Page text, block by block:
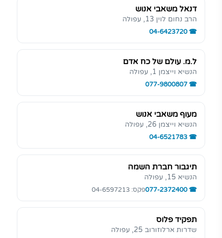
דנאל משאבי אנוש
הרב נחום לוין 13, עפולה
04-6423720
ל.מ. עולם של כח אדם
הנשיא וייצמן 1, עפולה
077-9800807
מעוף משאבי אנוש
הנשיא וייצמן 26, עפולה
04-6521783
תיגבור חברת השמה
הנשיא 15, עפולה
077-2372400פקס: 04-6597213
תפקיד פלוס
שדרות ארלוזורוב 25, עפולה